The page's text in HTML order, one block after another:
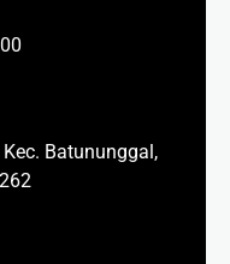
Batununggal,